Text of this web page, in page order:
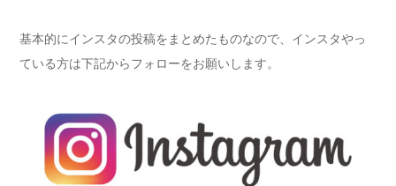
基本的にインスタの投稿をまとめたものなので、インスタやっ
ている方は下記からフォローをお願いします。